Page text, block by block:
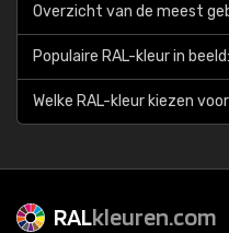
Overzicht van de meest
Populaire RAL-kleur in
Welke RAL-kleur kiezen
RALkleuren.com